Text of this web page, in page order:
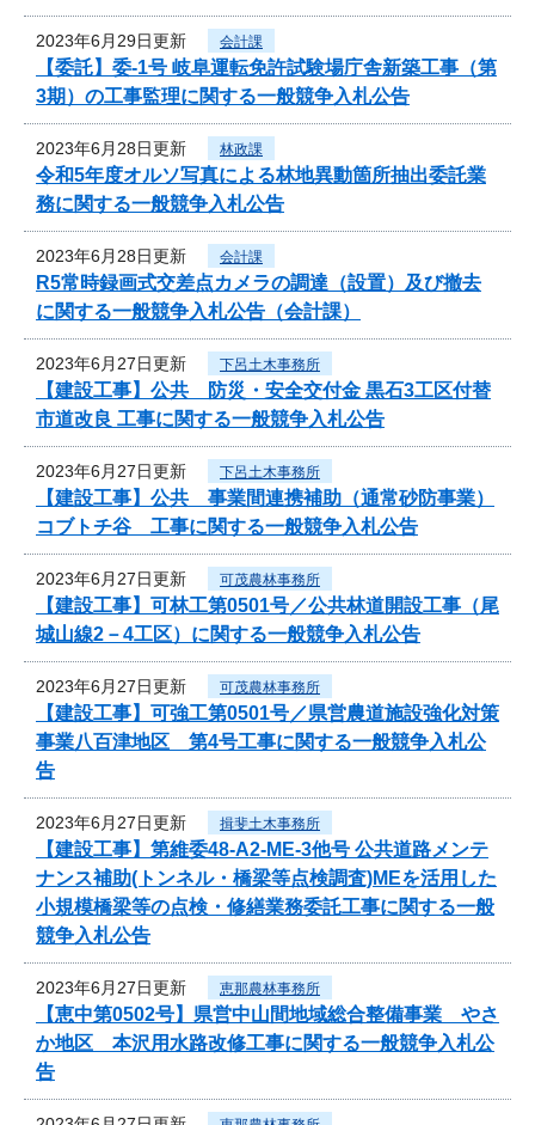
2023年6月29日更新 会計課
【委託】委-1号 岐阜運転免許試験場庁舎新築工事（第
3期）の工事監理に関する一般競争入札公告
2023年6月28日更新 林政課
令和5年度オルソ写真による林地異動箇所抽出委託業
務に関する一般競争入札公告
2023年6月28日更新 会計課
R5常時録画式交差点カメラの調達（設置）及び撤去
に関する一般競争入札公告（会計課）
2023年6月27日更新 下呂土木事務所
【建設工事】公共 防災・安全交付金 黒石3工区付替
市道改良 工事に関する一般競争入札公告
2023年6月27日更新 下呂土木事務所
【建設工事】公共 事業間連携補助（通常砂防事業）
コブトチ谷 工事に関する一般競争入札公告
2023年6月27日更新 可茂農林事務所
【建設工事】可林工第0501号／公共林道開設工事（尾
城山線2－4工区）に関する一般競争入札公告
2023年6月27日更新 可茂農林事務所
【建設工事】可強工第0501号／県営農道施設強化対策
事業八百津地区 第4号工事に関する一般競争入札公
告
2023年6月27日更新 揖斐土木事務所
【建設工事】第維委48-A2-ME-3他号 公共道路メンテ
ナンス補助(トンネル・橋梁等点検調査)MEを活用した
小規模橋梁等の点検・修繕業務委託工事に関する一般
競争入札公告
2023年6月27日更新 恵那農林事務所
【恵中第0502号】県営中山間地域総合整備事業 やさ
か地区 本沢用水路改修工事に関する一般競争入札公
告